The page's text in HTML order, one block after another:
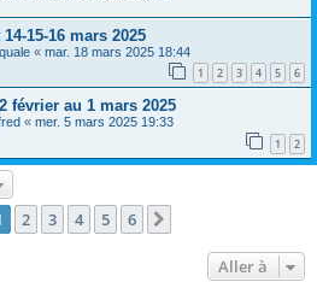
15-16 mars 2025
« mar. 18 mars 2025 18:44
1 2 3 4 5 6
février au 1 mars 2025
« mer. 5 mars 2025 19:33
1 2
2 3 4 5 6
Aller à